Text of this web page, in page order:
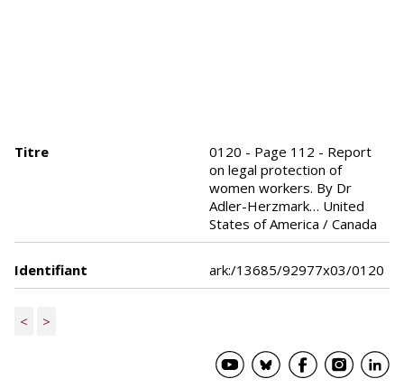
Titre
0120 - Page 112 - Report
on legal protection of
women workers. By Dr
Adler-Herzmark… United
States of America / Canada
Identifiant ark:/13685/92977x03/0120
< >